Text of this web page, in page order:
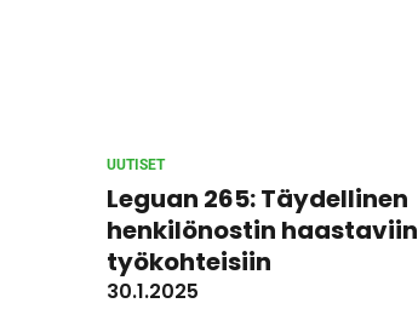
UUTISET
Leguan 265: Täydellinen
henkilönostin haastaviin
työkohteisiin
30.1.2025